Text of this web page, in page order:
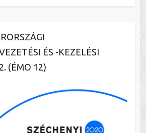
ÉS -KEZELÉSI
(ÉMO 12)